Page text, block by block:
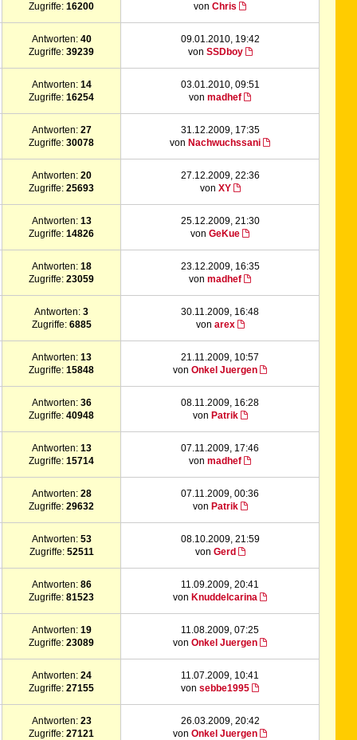
Zugriffe:16200
vonChris
Antworten: 40
Zugriffe:39239
09.01.2010, 19:42
von SSDboy
Antworten: 14
Zugriffe:16254
03.01.2010, 09:51
vonmadhef
Antworten: 27
Zugriffe:30078
31.12.2009, 17:35
von Nachwuchssani
Antworten: 20
Zugriffe:25693
27.12.2009, 22:36
von XY
Antworten: 13
Zugriffe:14826
25.12.2009, 21:30
vonGeKue
Antworten: 18
Zugriffe:23059
23.12.2009, 16:35
vonmadhef
Antworten:3
Zugriffe: 6885
30.11.2009, 16:48
von arex
Antworten: 13
Zugriffe:15848
21.11.2009, 10:57
vonOnkel Juergen
Antworten: 36
Zugriffe:40948
08.11.2009, 16:28
von Patrik
Antworten: 13
Zugriffe:15714
07.11.2009, 17:46
vonmadhef
Antworten: 28
Zugriffe:29632
07.11.2009, 00:36
von Patrik
Antworten: 53
Zugriffe: 52511
08.10.2009, 21:59
von Gerd
Antworten: 86
Zugriffe:81523
11.09.2009, 20:41
von Knuddelcarina
Antworten: 19
Zugriffe:23089
11.08.2009, 07:25
vonOnkel Juergen
Antworten: 24
Zugriffe:27155
11.07.2009, 10:41
vonsebbe1995
Antworten: 23
Zugriffe:27121
26.03.2009, 20:42
vonOnkel Juergen